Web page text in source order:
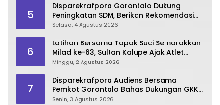
5
Disparekrafpora Gorontalo Dukung
Peningkatan SDM, Berikan Rekomendasi
Studi S3 bagi Pegawai
Selasa, 4 Agustus 2026
6
Latihan Bersama Tapak Suci Semarakkan
Milad ke-63, Sultan Kalupe Ajak Atlet
Lestarikan Budaya Bela Diri
Minggu, 2 Agustus 2026
7
Disparekrafpora Audiens Bersama
Pemkot Gorontalo Bahas Dukungan GKK
2026
Senin, 3 Agustus 2026